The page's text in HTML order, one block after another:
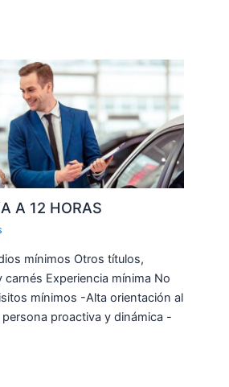
A 12 HORAS
mínimos Otros títulos,
carnés Experiencia mínima No
mínimos -Alta orientación al
proactiva y dinámica -